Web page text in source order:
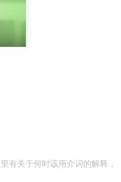
有关于何时该用介词的解释，